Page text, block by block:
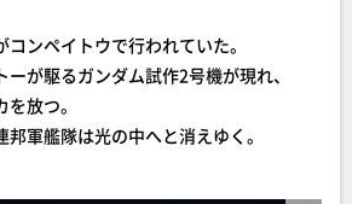
ンペイトウで行われていた。
が駆るガンダム試作2号機が現れ、
放つ。
軍艦隊は光の中へと消えゆく。